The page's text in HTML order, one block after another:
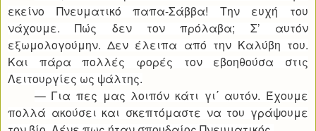
εκείνο Πνευματικό παπα-Σάββα! Την ευχή του
νάχουμε. Πώς δεν τον πρόλαβα; Σ’ αυτόν
εξωμολογούμην. Δεν έλειπα από την Καλύβη του.
Και πάρα πολλές φορές τον εβοηθούσα στις
Λειτουργίες ως ψάλτης.
— Για πες μας λοιπόν κάτι γι΄ αυτόν. Έχουμε
πολλά ακούσει και σκεπτόμαστε να του γράψουμε